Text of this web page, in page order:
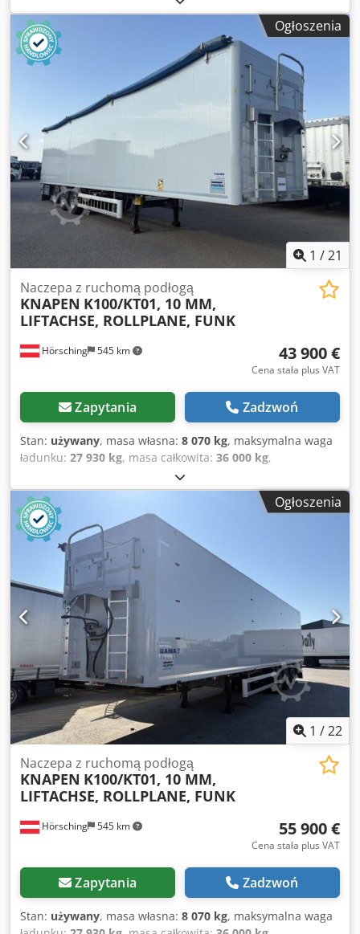
objętość przestrzeni ładunkowej:92 m³, zawieszenie:
powietrze
385/65 R22.5
, Wyposażenie:
ABS, | Platforma STAS | Typ S300ZX, zdalnie sterowana |
Skrzynka narzędziowa | Podnośnik jednej osi |
Zawieszenie pneumatyczne | Uchwyt na koło zapasowe |
Masa własna 7840 kg, ładowność 28160 kg | Opony: 385/65
R22,5 | Osie SAF z hamulcami tarczowymi | Ważne
świadectwo badania technicznego do 04.2026 | Grubość
podłogi 10 mm | Zastrzegamy sobie prawo do błędów,
pomyłek w opisie oraz wcześniejszej sprzedaży. Dkedpfxszr
R A Rj Acksr
Ogłoszenia
1 /21
Hörsching 545 km
Naczepa z ruchomą podłogą
KNAPEN K100/KT01, 10 MM,
LIFTACHSE, ROLLPLANE, FUNK
43 900 €
Cena stała plus VAT
Zapytania Zadzwoń
Stan: używany, masa własna: 8 070 kg, maksymalna waga
ładunku: 27 930 kg, masa całkowita: 36 000 kg,
, pierwsza rejestracja:
zawieszenie:powietrze, rozmiar opony:385/65 R22.5,
Wyposażenie:
, | Knapen K100/KT01 –
przyczepa z ruchomą podłogą | Pilot zdalnego sterowania
| Podłoga o grubości 10 mm | Ściana rolowana, platforma
robocza | Oś BPW z hamulcem tarczowym | Podnośnik
jednej osi | Skrzynka na narzędzia | Uchwyt na koło
zapasowe | Masa własna: 8070 kg | Pojazd austriacki |
Zastrzegamy sobie prawo do błędów, pomyłek w danych
oraz wcześniejszej sprzedaży. Djdozrxbbepfx Ackekr
Ogłoszenia
1 /22
Hörsching 545 km
Naczepa z ruchomą podłogą
KNAPEN K100/KT01, 10 MM,
LIFTACHSE, ROLLPLANE, FUNK
55 900 €
Cena stała plus VAT
Zapytania Zadzwoń
Stan: używany, masa własna: 8 070 kg, maksymalna waga